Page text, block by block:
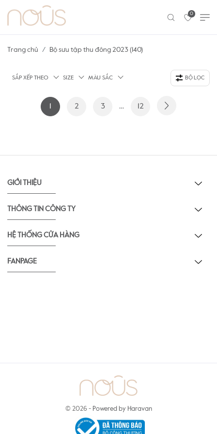
0
Trang chủ Bộ sưu tập thu đông 2023 (140)
SẮP XẾP THEO SIZE MÀU SẮC BỘ LỌC
2 3 … 12
GIỚI THIỆU
THÔNG TIN CÔNG TY
HỆ THỐNG CỬA HÀNG
FANPAGE
© 2026 - Powered by Haravan